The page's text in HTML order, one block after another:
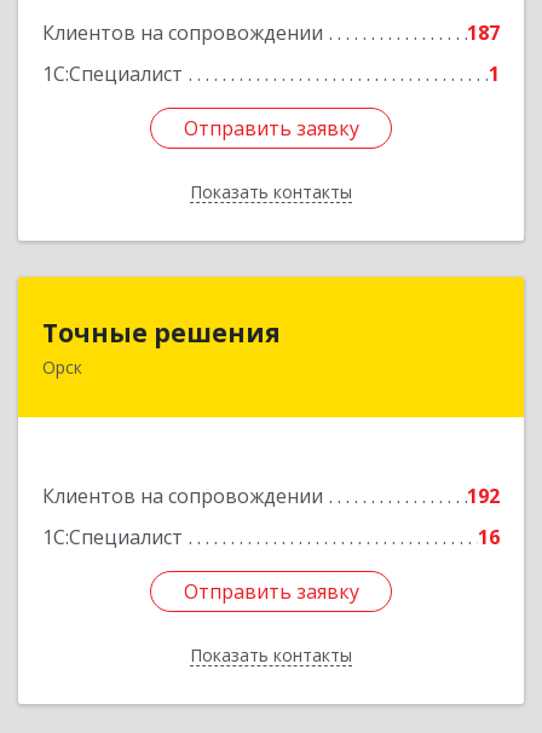
Клиентов на сопровождении
187
1С:Специалист
1
Отправить заявку
Показать контакты
Отправить заявку
Назад
Точные решения
Орск
Клиентов на сопровождении
192
1С:Специалист
16
Отправить заявку
Показать контакты
Подробнее
Отправить заявку
Назад